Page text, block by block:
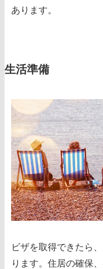
あります。
生活準備
ビザを取得できたら
ります。住居の確保